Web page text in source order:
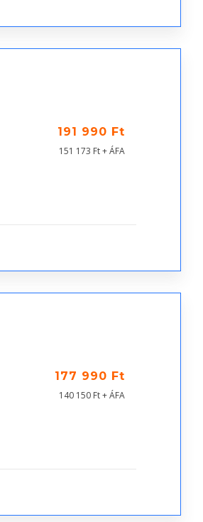
191 990 Ft
151 173 Ft + ÁFA
177 990 Ft
140 150 Ft + ÁFA